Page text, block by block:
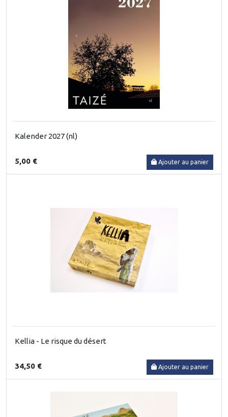
Kalender 2027 (nl)
5,00 € Ajouter au panier
Kellia - Le risque du désert
34,50 € Ajouter au panier